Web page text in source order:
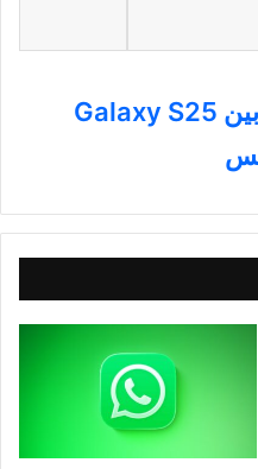
مقارنة شاملة بين Galaxy S25